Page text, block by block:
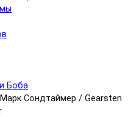
Боба
Сондтаймер / Gearsten